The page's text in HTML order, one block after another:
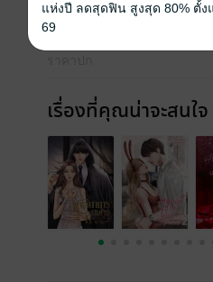
ความยาว
เรื่องที่คุณน่าจะสนใจ
แห่งปี ลดสุดฟิน สูงสุด 80% ตั้ง
69